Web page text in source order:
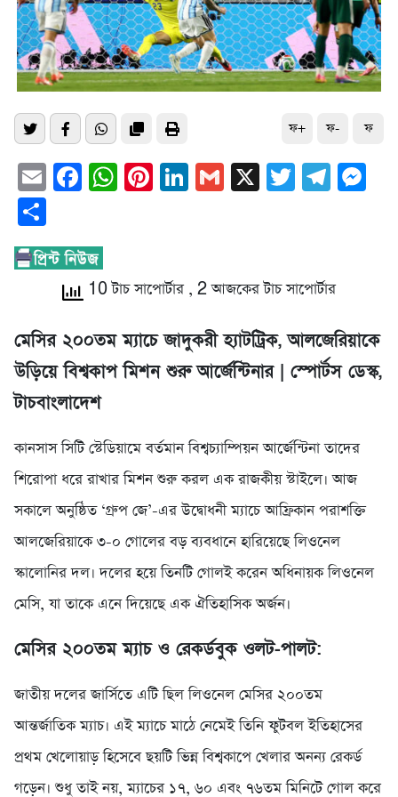
ফ+ ফ- ফ
EmailFacebook
WhatsApp
Pinterest
LinkedIn
Gmail
X Twitter
10 টাচ সাপোর্টার , 2 আজকের টাচ সাপোর্টার
মেসির ২০০তম ম্যাচে জাদুকরী হ্যাটট্রিক, আলজেরিয়াকে
উড়িয়ে বিশ্বকাপ মিশন শুরু আর্জেন্টিনার | স্পোর্টস ডেস্ক,
টাচবাংলাদেশ
কানসাস সিটি স্টেডিয়ামে বর্তমান বিশ্বচ্যাম্পিয়ন আর্জেন্টিনা তাদের
শিরোপা ধরে রাখার মিশন শুরু করল এক রাজকীয় স্টাইলে। আজ
সকালে অনুষ্ঠিত ‘গ্রুপ জে’-এর উদ্বোধনী ম্যাচে আফ্রিকান পরাশক্তি
আলজেরিয়াকে ৩-০ গোলের বড় ব্যবধানে হারিয়েছে লিওনেল
স্কালোনির দল। দলের হয়ে তিনটি গোলই করেন অধিনায়ক লিওনেল
মেসি, যা তাকে এনে দিয়েছে এক ঐতিহাসিক অর্জন।
মেসির ২০০তম ম্যাচ ও রেকর্ডবুক ওলট-পালট:
জাতীয় দলের জার্সিতে এটি ছিল লিওনেল মেসির ২০০তম
আন্তর্জাতিক ম্যাচ। এই ম্যাচে মাঠে নেমেই তিনি ফুটবল ইতিহাসের
প্রথম খেলোয়াড় হিসেবে ছয়টি ভিন্ন বিশ্বকাপে খেলার অনন্য রেকর্ড
গড়েন। শুধু তাই নয়, ম্যাচের ১৭, ৬০ এবং ৭৬তম মিনিটে গোল করে